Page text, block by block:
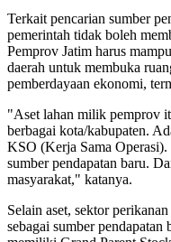
Terkait pencarian sumber
pemerintah tidak boleh
Pemprov Jatim harus
daerah untuk membuka
pemberdayaan ekonomi,
"Aset lahan milik pemprov
berbagai kota/kabupaten.
KSO (Kerja Sama
sumber pendapatan baru.
masyarakat," katanya.
Selain aset, sektor
sebagai sumber